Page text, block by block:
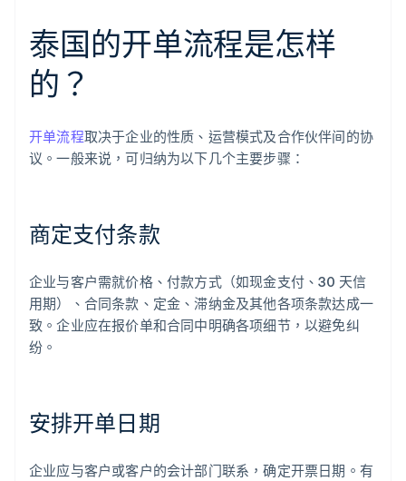
泰国的开单流程是怎样
的？
开单流程取决于企业的性质、运营模式及合作伙伴间的协
议。一般来说，可归纳为以下几个主要步骤：
商定支付条款
企业与客户需就价格、付款方式（如现金支付、30 天信
用期）、合同条款、定金、滞纳金及其他各项条款达成一
致。企业应在报价单和合同中明确各项细节，以避免纠
纷。
安排开单日期
企业应与客户或客户的会计部门联系，确定开票日期。有